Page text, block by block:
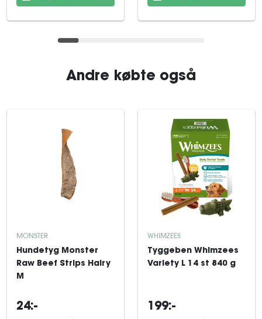
Andre købte også
MONSTER
Hundetyg Monster
Raw Beef Strips Hairy
M
24:-
WHIMZEES
Tyggeben Whimzees
Variety L 14 st 840 g
199:-